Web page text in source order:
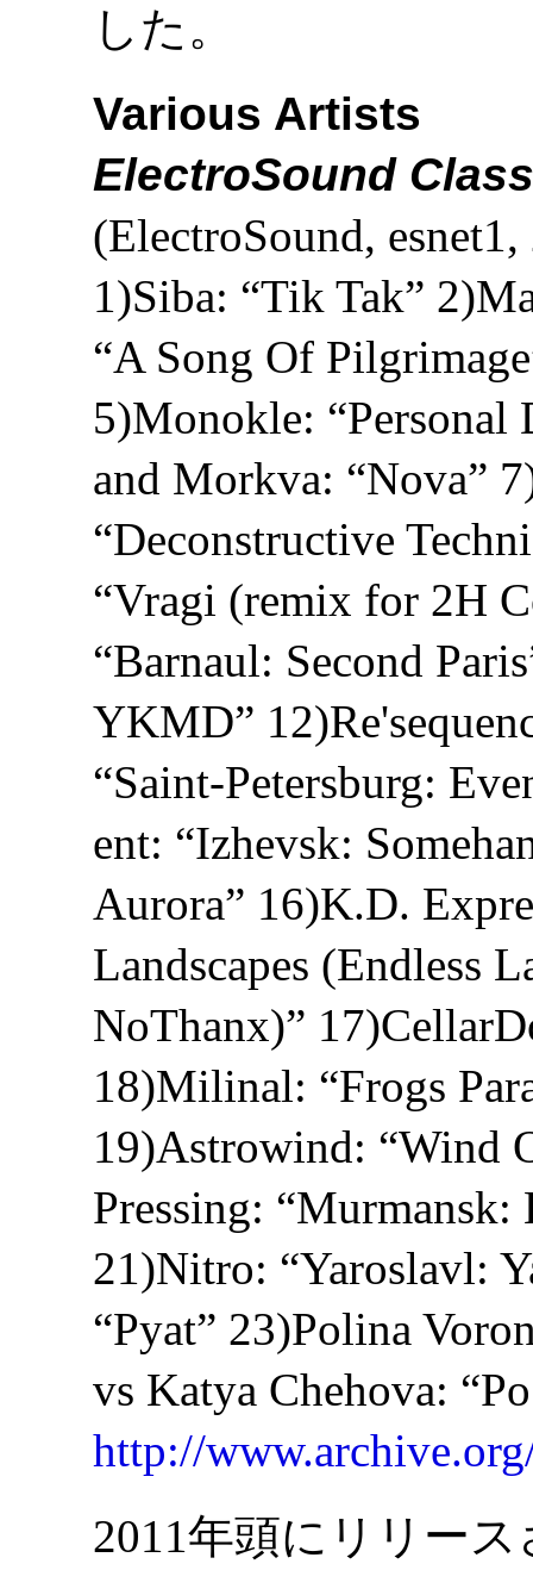
した。
Various Artists
ElectroSound
(ElectroSound,
1)Siba: “Tik Tak”
“A Song Of
5)Monokle: “Personal
and Morkva: “Nova”
“Deconstructive
“Vragi (remix for 2H
“Barnaul: Second
YKMD”
“Saint-Petersburg:
ent: “Izhevsk:
Aurora” 16)K.D.
Landscapes (Endless
NoThanx)”
18)Milinal: “Frogs
19)Astrowind: “Wind
Pressing:
21)Nitro: “Yaroslavl:
“Pyat” 23)Polina
vs Katya Chehova:
http://
2011年頭にリリー